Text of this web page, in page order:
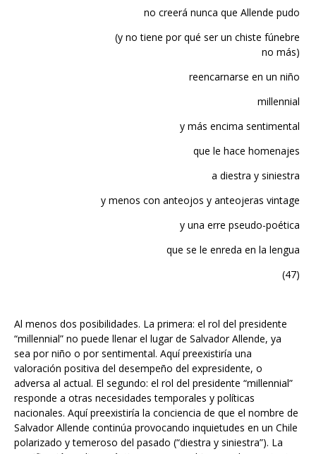
(y no tiene por qué ser un chiste fúnebre
reencarnarse en un niño
millennial
y más encima sentimental
que le hace homenajes
a diestra y siniestra
y menos con anteojos y anteojeras vintage
y una erre pseudo-poética
que se le enreda en la lengua
(47)
sea por niño o por sentimental. Aquí preexistiría una
valoración positiva del desempeño del expresidente, o
adversa al actual. El segundo: el rol del presidente “millennial”
responde a otras necesidades temporales y políticas
nacionales. Aquí preexistiría la conciencia de que el nombre de
Salvador Allende continúa provocando inquietudes en un Chile
polarizado y temeroso del pasado (“diestra y siniestra”). La
versificación poli-semántica opera muy bien y es la constante
del libro.